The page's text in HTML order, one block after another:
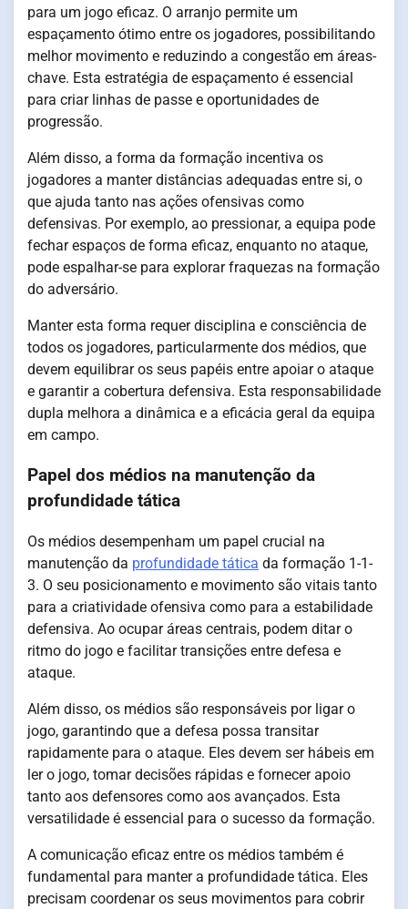
para um jogo eficaz. O arranjo permite um
espaçamento ótimo entre os jogadores, possibilitando
melhor movimento e reduzindo a congestão em áreas-
chave. Esta estratégia de espaçamento é essencial
para criar linhas de passe e oportunidades de
progressão.
Além disso, a forma da formação incentiva os
jogadores a manter distâncias adequadas entre si, o
que ajuda tanto nas ações ofensivas como
defensivas. Por exemplo, ao pressionar, a equipa pode
fechar espaços de forma eficaz, enquanto no ataque,
pode espalhar-se para explorar fraquezas na formação
do adversário.
Manter esta forma requer disciplina e consciência de
todos os jogadores, particularmente dos médios, que
devem equilibrar os seus papéis entre apoiar o ataque
e garantir a cobertura defensiva. Esta responsabilidade
dupla melhora a dinâmica e a eficácia geral da equipa
em campo.
Papel dos médios na manutenção da
profundidade tática
Os médios desempenham um papel crucial na
manutenção da profundidade tática da formação 1-1-
3. O seu posicionamento e movimento são vitais tanto
para a criatividade ofensiva como para a estabilidade
defensiva. Ao ocupar áreas centrais, podem ditar o
ritmo do jogo e facilitar transições entre defesa e
ataque.
Além disso, os médios são responsáveis por ligar o
jogo, garantindo que a defesa possa transitar
rapidamente para o ataque. Eles devem ser hábeis em
ler o jogo, tomar decisões rápidas e fornecer apoio
tanto aos defensores como aos avançados. Esta
versatilidade é essencial para o sucesso da formação.
A comunicação eficaz entre os médios também é
fundamental para manter a profundidade tática. Eles
precisam coordenar os seus movimentos para cobrir